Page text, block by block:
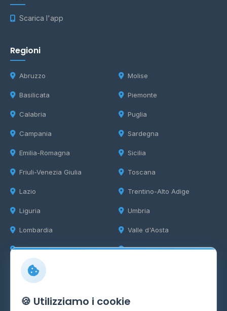
Scarica l'app
Regioni
Abruzzo
Basilicata
Calabria
Campania
Emilia-Romagna
Friuli-Venezia Giulia
Lazio
Liguria
Lombardia
Marche
Molise
Piemonte
Puglia
Sardegna
Sicilia
Toscana
Trentino-Alto Adige
Umbria
Valle d'Aosta
Veneto
Info
Cos'è il GPL
🍪 Utilizziamo i cookie